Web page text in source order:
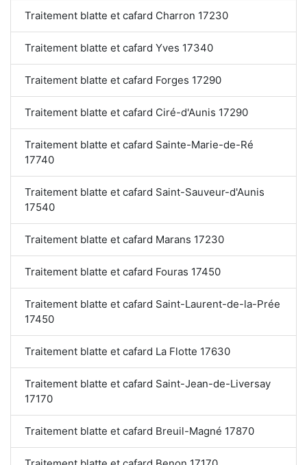
Traitement blatte et cafard Charron 17230
Traitement blatte et cafard Yves 17340
Traitement blatte et cafard Forges 17290
Traitement blatte et cafard Ciré-d'Aunis 17290
Traitement blatte et cafard Sainte-Marie-de-Ré
17740
Traitement blatte et cafard Saint-Sauveur-d'Aunis
17540
Traitement blatte et cafard Marans 17230
Traitement blatte et cafard Fouras 17450
Traitement blatte et cafard Saint-Laurent-de-la-Prée
17450
Traitement blatte et cafard La Flotte 17630
Traitement blatte et cafard Saint-Jean-de-Liversay
17170
Traitement blatte et cafard Breuil-Magné 17870